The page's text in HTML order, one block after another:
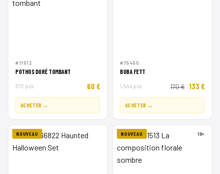
#11512
POTHOS DORÉ TOMBANT
372 pcs 60 €
ACHETER →
#75455
BOBA FETT
1,544 pcs 170 € 133 €
ACHETER →
NOUVEAU NOUVEAU 18+